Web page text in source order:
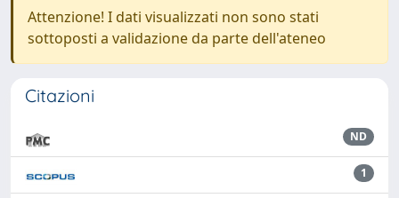
Attenzione! I dati visualizzati non sono stati
sottoposti a validazione da parte dell'ateneo
Citazioni
ND
1